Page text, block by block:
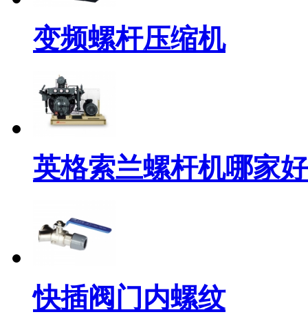
变频螺杆压缩机
英格索兰螺杆机哪家好
快插阀门内螺纹